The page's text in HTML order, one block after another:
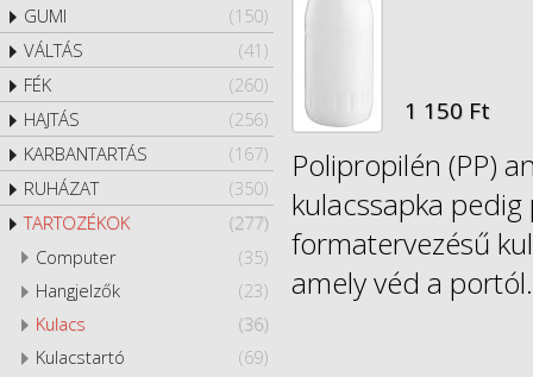
(150)
GUMI
(41)
VÁLTÁS
(260)
FÉK
(256)
HAJTÁS
(167)
KARBANTARTÁS
(350)
RUHÁZAT
(277)
TARTOZÉKOK
(35)
Computer
(23)
Hangjelzők
(36)
Kulacs
(69)
Kulacstartó
1 150 Ft
Polipropilén (PP)
kulacssapka
formatervezésű
amely véd a portól.